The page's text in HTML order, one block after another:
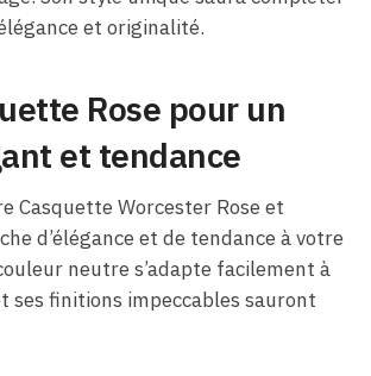
et originalité.
Rose pour un
et tendance
Casquette Worcester Rose et
d’élégance et de tendance à votre
neutre s’adapte facilement à
ses finitions impeccables sauront